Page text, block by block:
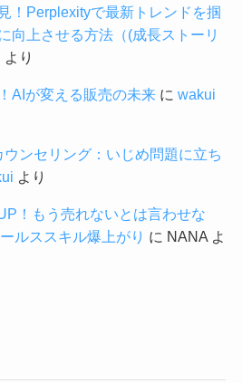
！Perplexityで最新トレンドを掴
向上させる方法（(成長ストーリ
より
AIが変える販売の未来に wakui
ンセリング：いじめ問題に立ち
より
！もう売れないとは言わせな
ルススキル爆上がり に NANAよ